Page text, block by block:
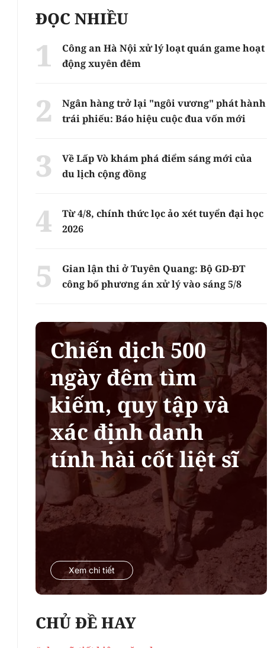
ĐỌC NHIỀU
Công an Hà Nội xử lý loạt quán game hoạt
động xuyên đêm
Ngân hàng trở lại "ngôi vương" phát hành
trái phiếu: Báo hiệu cuộc đua vốn mới
Về Lấp Vò khám phá điểm sáng mới của
du lịch cộng đồng
Từ 4/8, chính thức lọc ảo xét tuyển đại học
2026
Gian lận thi ở Tuyên Quang: Bộ GD-ĐT
công bố phương án xử lý vào sáng 5/8
Chiến dịch 500
ngày đêm tìm
kiếm, quy tập và
xác định danh
tính hài cốt liệt sĩ
Xem chi tiết
CHỦ ĐỀ HAY